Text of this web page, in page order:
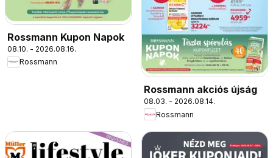
Rossmann Kupon Napok
08.10. - 2026.08.16.
Rossmann
Rossmann akciós újság
08.03. - 2026.08.14.
Rossmann